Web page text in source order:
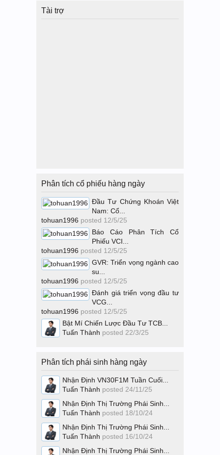
Tài trợ
Phân tích cổ phiếu hàng ngày
Đầu Tư Chứng Khoán Việt
Nam: Cổ...
tohuan1996 posted 12/5/25
Báo Cáo Phân Tích Cổ
Phiếu VCI...
tohuan1996 posted 12/5/25
GVR: Triển vọng ngành cao
su...
tohuan1996 posted 12/5/25
Đánh giá triển vọng đầu tư
VCG...
tohuan1996 posted 12/5/25
Bật Mí Chiến Lược Đầu Tư TCB...
Tuấn Thành posted 22/3/25
Phân tích phái sinh hàng ngày
Nhận Định VN30F1M Tuần Cuối...
Tuấn Thành posted 24/11/25
Nhận Định Thị Trường Phái Sinh...
Tuấn Thành posted 18/10/24
Nhận Định Thị Trường Phái Sinh...
Tuấn Thành posted 16/10/24
Nhận Định Thị Trường Phái Sinh...